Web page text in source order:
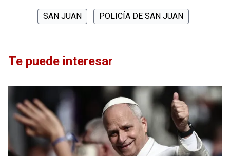
SAN JUAN POLICÍA DE SAN JUAN
Te puede interesar